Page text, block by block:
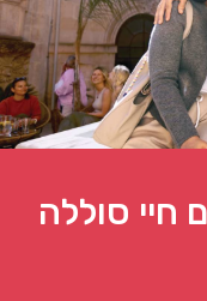
חיי סוללה